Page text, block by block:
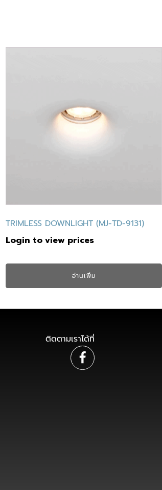
TRIMLESS DOWNLIGHT (MJ-TD-9131)
Login to view prices
อ่านเพิ่ม
ติดตามเราได้ที่